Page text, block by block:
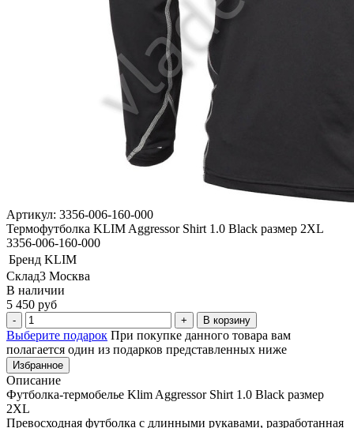
Артикул: 3356-006-160-000
Термофутболка KLIM Aggressor Shirt 1.0 Black размер 2XL
3356-006-160-000
Бренд KLIM
Склад3 Москва
В наличии
5 450 руб
В корзину
Выберите подарок При покупке данного товара вам
полагается один из подарков представленных ниже
Избранное
Описание
Футболка-термобелье Klim Aggressor Shirt 1.0 Black размер
2XL
Превосходная футболка с длинными рукавами, разработанная